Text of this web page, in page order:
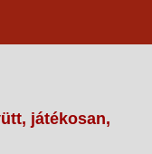
játékosan,